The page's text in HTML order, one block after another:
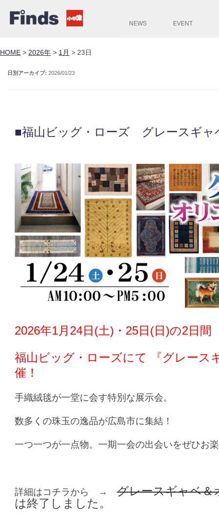
NEWS EVENT
HOME > 2026年 > 1月 > 23日
日別アーカイブ: 2026/01/23
■福山ビッグ・ローズ グレースギ
2026年1月24日(土)・25日(日)の2日間
福山ビッグ・ローズにて 『グレース
催！
手織絨毯が一堂に会す特別な展示会。
数多くの珠玉の逸品が広島市に集結！
一つ一つが一点物。一期一会の出会いをぜひお
詳細はコチラから → グレースギャベ＆
は終了しました。